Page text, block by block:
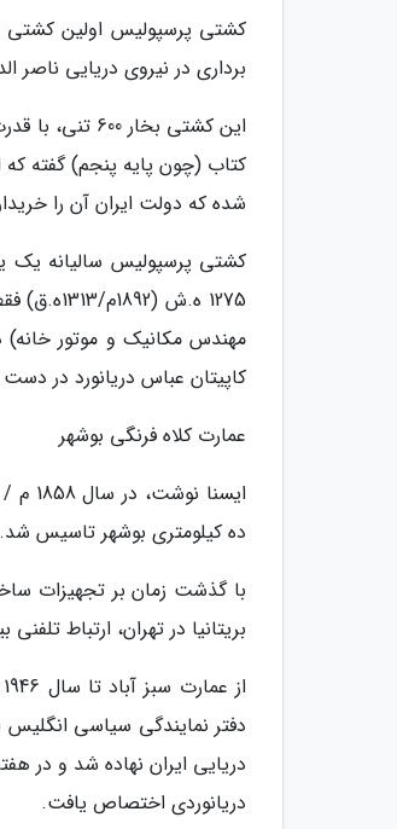
برداری در نیروی دریایی
شده که دولت ایران آن را
کشتی پرسپولیس سالیانه یک
مهندس مکانیک و موتور خانه)
کاپیتان عباس دریانورد در
عمارت کلاه فرنگی بوشهر
ده کیلومتری بوشهر تاسیس شد.
بریتانیا در تهران، ارتباط
دفتر نمایندگی سیاسی انگلیس
دریانوردی اختصاص یافت.